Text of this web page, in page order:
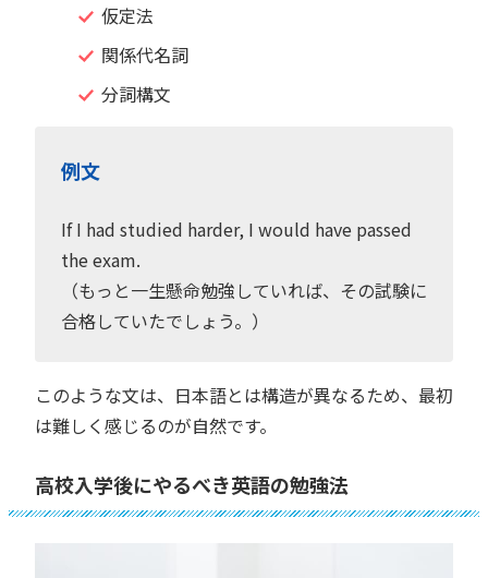
仮定法
関係代名詞
分詞構文
例文
If I had studied harder, I would have passed
the exam.
（もっと一生懸命勉強していれば、その試験に
合格していたでしょう。）
このような文は、日本語とは構造が異なるため、最初
は難しく感じるのが自然です。
高校入学後にやるべき英語の勉強法